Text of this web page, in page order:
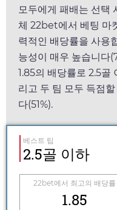
모두에게 패배는 선택
체 22bet에서 베팅 마
력적인 배당률을 사용
능성이 매우 높습니다
1.85의 배당률로 2.5골
리고 두 팀 모두 득점
다(51%).
베스트 팁
2.5골 이하
22bet에서 최고의 배당률
1.85